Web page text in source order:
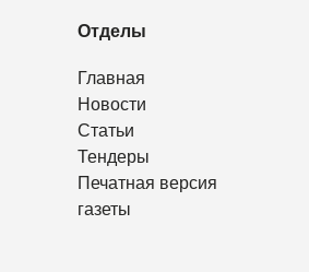
Отделы
Главная
Новости
Статьи
Тендеры
Печатная версия
газеты